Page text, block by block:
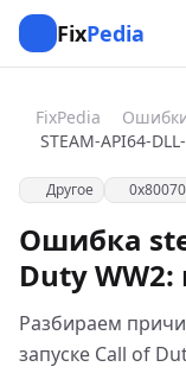
FixPedia
FixPedia
Другое
Ошибка
Duty
Разбираем
запуске Call of